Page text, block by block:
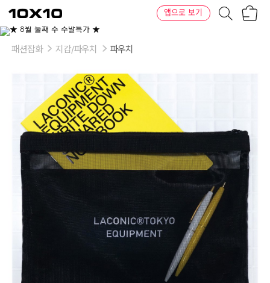
텐
바
텐
앱으로 보기
이
상
패션잡화 지갑/파우치 파우치